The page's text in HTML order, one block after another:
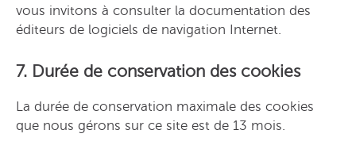
vous invitons à consulter la documentation des
éditeurs de logiciels de navigation Internet.
7. Durée de conservation des cookies
La durée de conservation maximale des cookies
que nous gérons sur ce site est de 13 mois.